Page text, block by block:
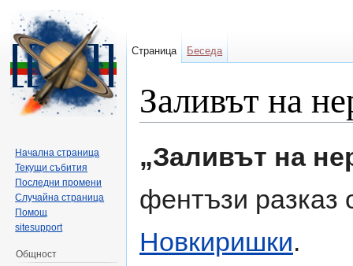
Заливът на
„Заливът на
фентъзи разказ
Новкиришки.
Страница Беседа
Начална страница
Текущи събития
Последни промени
Случайна страница
Помощ
sitesupport
Общност